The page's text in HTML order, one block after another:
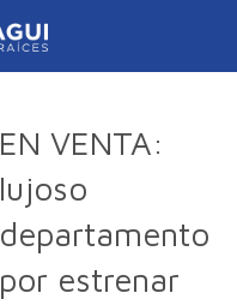
EN VENTA:
lujoso
departamento
por estrenar